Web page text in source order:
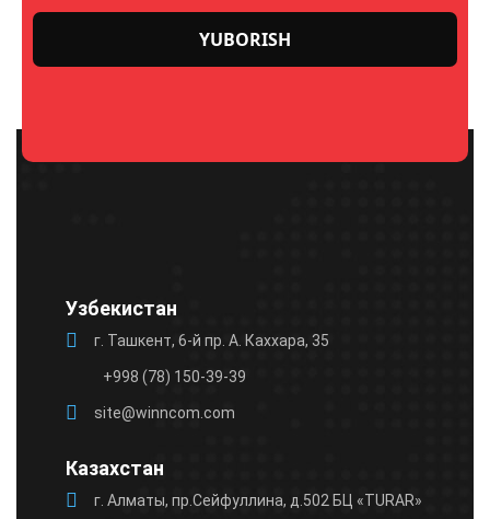
this
Узбекистан
г. Ташкент, 6-й пр. А. Каххара, 35
+998 (78) 150-39-39
site@winncom.com
Казахстан
г. Алматы, пр.Сейфуллина, д.502 БЦ «TURAR»